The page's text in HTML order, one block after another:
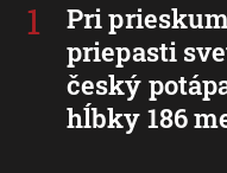
Pri
priepasti
český
hĺbky 186